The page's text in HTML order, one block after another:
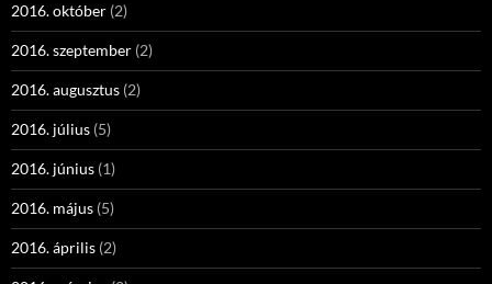
2016. október (2)
2016. szeptember (2)
2016. augusztus (2)
2016. július (5)
2016. június (1)
2016. május (5)
2016. április (2)